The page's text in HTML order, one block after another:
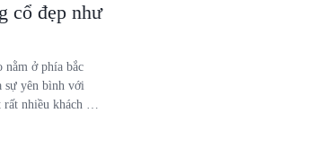
cổ đẹp như
ở phía bắc
sự yên bình với
rất nhiều khách du